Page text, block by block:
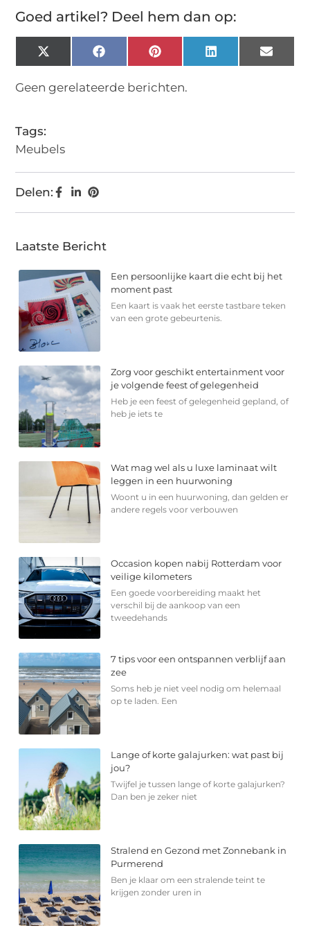
Goed artikel? Deel hem dan op:
X
(Twitter)
FacebookPinterest LinkedIn Email
Geen gerelateerde berichten.
Tags:
Meubels
Delen:
Laatste Bericht
Een persoonlijke kaart die echt bij het
moment past
Een kaart is vaak het eerste tastbare teken
van een grote gebeurtenis.
Zorg voor geschikt entertainment voor
je volgende feest of gelegenheid
Heb je een feest of gelegenheid gepland, of
heb je iets te
Wat mag wel als u luxe laminaat wilt
leggen in een huurwoning
Woont u in een huurwoning, dan gelden er
andere regels voor verbouwen
Occasion kopen nabij Rotterdam voor
veilige kilometers
Een goede voorbereiding maakt het
verschil bij de aankoop van een
tweedehands
7 tips voor een ontspannen verblijf aan
zee
Soms heb je niet veel nodig om helemaal
op te laden. Een
Lange of korte galajurken: wat past bij
jou?
Twijfel je tussen lange of korte galajurken?
Dan ben je zeker niet
Stralend en Gezond met Zonnebank in
Purmerend
Ben je klaar om een stralende teint te
krijgen zonder uren in